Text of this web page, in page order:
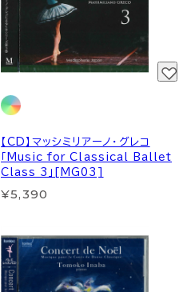
【CD】マッシミリアーノ・グレコ
「Music for Classical Ballet
Class 3」[MG03]
¥5,390